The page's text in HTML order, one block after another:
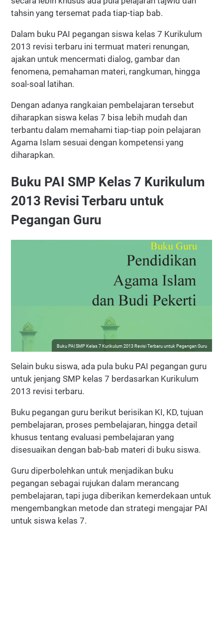
tahsin yang tersemat pada tiap-tiap bab.
Dalam buku PAI pegangan siswa kelas 7 Kurikulum
2013 revisi terbaru ini termuat materi renungan,
ajakan untuk mencermati dialog, gambar dan
fenomena, pemahaman materi, rangkuman, hingga
soal-soal latihan.
Dengan adanya rangkaian pembelajaran tersebut
diharapkan siswa kelas 7 bisa lebih mudah dan
terbantu dalam memahami tiap-tiap poin pelajaran
Agama Islam sesuai dengan kompetensi yang
diharapkan.
Buku PAI SMP Kelas 7 Kurikulum
2013 Revisi Terbaru untuk
Pegangan Guru
Buku PAI SMP Kelas 7 Kurikulum 2013 Revisi Terbaru untuk Pegangan Guru
Selain buku siswa, ada pula buku PAI pegangan guru
untuk jenjang SMP kelas 7 berdasarkan Kurikulum
2013 revisi terbaru.
Buku pegangan guru berikut berisikan KI, KD, tujuan
pembelajaran, proses pembelajaran, hingga detail
khusus tentang evaluasi pembelajaran yang
disesuaikan dengan bab-bab materi di buku siswa.
Guru diperbolehkan untuk menjadikan buku
pegangan sebagai rujukan dalam merancang
pembelajaran, tapi juga diberikan kemerdekaan untuk
mengembangkan metode dan strategi mengajar PAI
untuk siswa kelas 7.